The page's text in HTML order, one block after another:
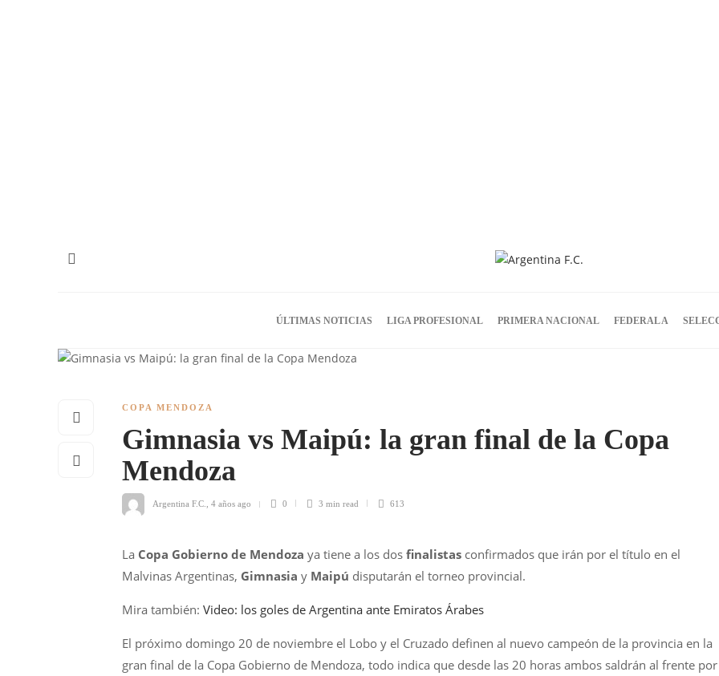
ÚLTIMAS NOTICIAS LIGA PROFESIONAL PRIMERA NACIONAL FEDERAL A
COPA MENDOZA
Gimnasia vs Maipú: la gran final de la Copa
Mendoza
Argentina F.C. 4 años ago 0 3 min read 613
La Copa Gobierno de Mendoza ya tiene a los dos finalistas confirmados que irán por el título en el
Malvinas Argentinas, Gimnasia y Maipú disputarán el torneo provincial.
Mira también: Video: los goles de Argentina ante Emiratos Árabes
El próximo domingo 20 de noviembre el Lobo y el Cruzado definen al nuevo campeón de la provincia en la
gran final de la Copa Gobierno de Mendoza, todo indica que desde las 20 horas ambos saldrán al frente